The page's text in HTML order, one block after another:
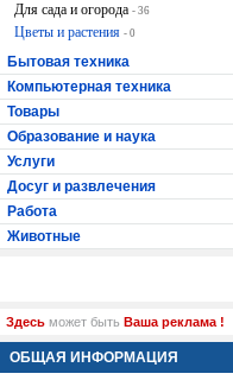
Для сада и огорода - 36
Цветы и растения - 0
Бытовая техника
Компьютерная техника
Товары
Образование и наука
Услуги
Досуг и развлечения
Работа
Животные
Здесь может быть Ваша реклама !
ОБЩАЯ ИНФОРМАЦИЯ